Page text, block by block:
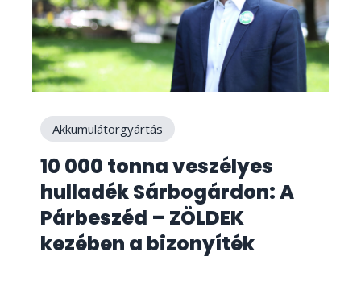
Akkumulátorgyártás
10 000 tonna veszélyes
hulladék Sárbogárdon: A
Párbeszéd – ZÖLDEK
kezében a bizonyíték